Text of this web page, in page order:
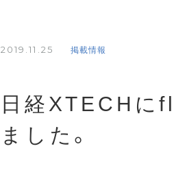
2019.11.25 掲載情報
日経XTECHに
ました。